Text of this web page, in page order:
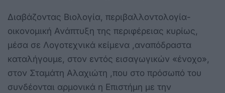
Διαβάζοντας Βιολογία, περιβαλλοντολογία-
οικονομική Ανάπτυξη της περιφέρειας κυρίως,
μέσα σε Λογοτεχνικά κείμενα ,αναπόδραστα
καταλήγουμε, στον εντός εισαγωγικών «ένοχο»,
στον Σταμάτη Αλαχιώτη ,που στο πρόσωπό του
συνδέονται αρμονικά η Επιστήμη με την